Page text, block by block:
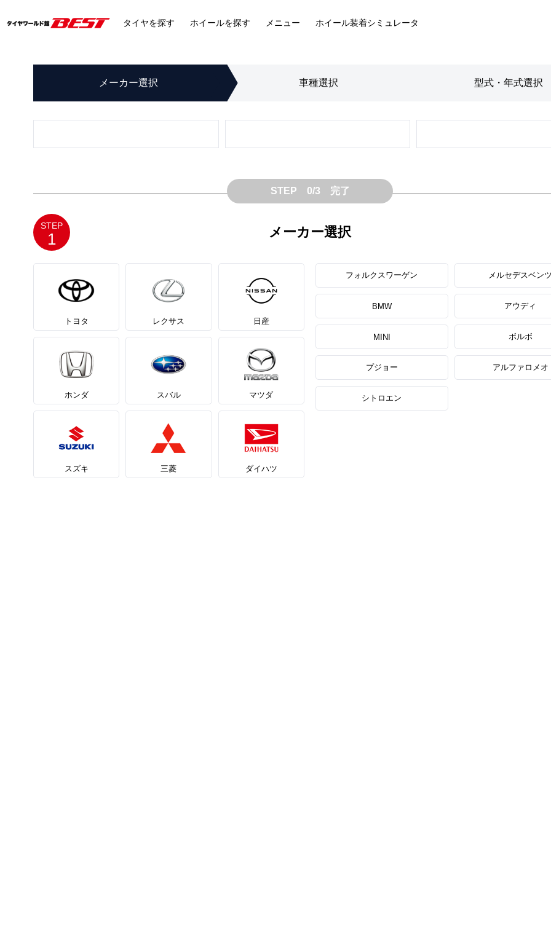
タイヤを探す ホイールを探す メニュー ホイール装着シミュレータ
メーカー選択 車種選択 型式・年式選択
STEP 0/3 完了
STEP
1 メーカー選択
トヨタ レクサス 日産
ホンダ スバル マツダ
スズキ 三菱 ダイハツ
フォルクスワーゲン メルセデスベンツ
BMW アウディ
MINI ボルボ
プジョー アルファロメオ
シトロエン